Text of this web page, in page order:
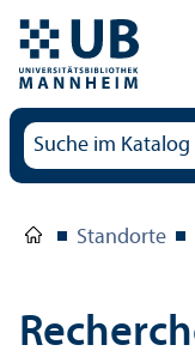
Standorte